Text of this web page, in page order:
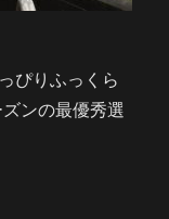
ぴりふっくら
ンの最優秀選